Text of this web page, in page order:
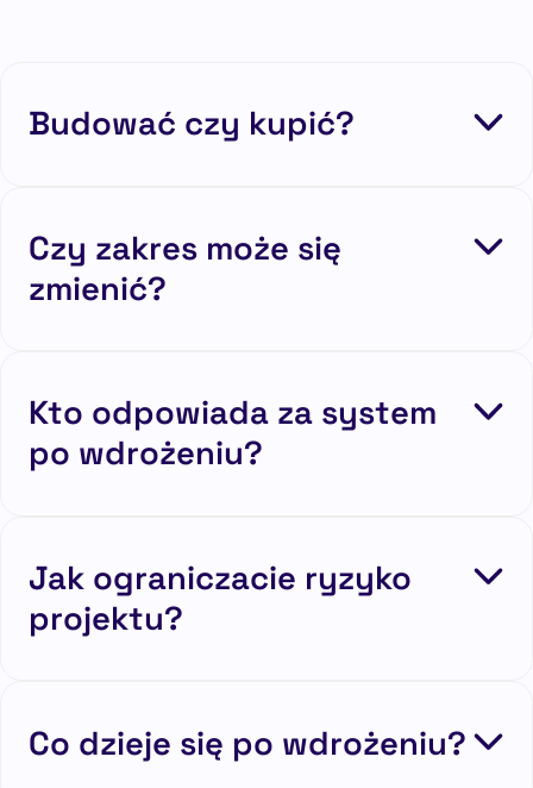
Budować czy kupić?
Czy zakres może się
zmienić?
Kto odpowiada za system
po wdrożeniu?
Jak ograniczacie ryzyko
projektu?
Co dzieje się po wdrożeniu?